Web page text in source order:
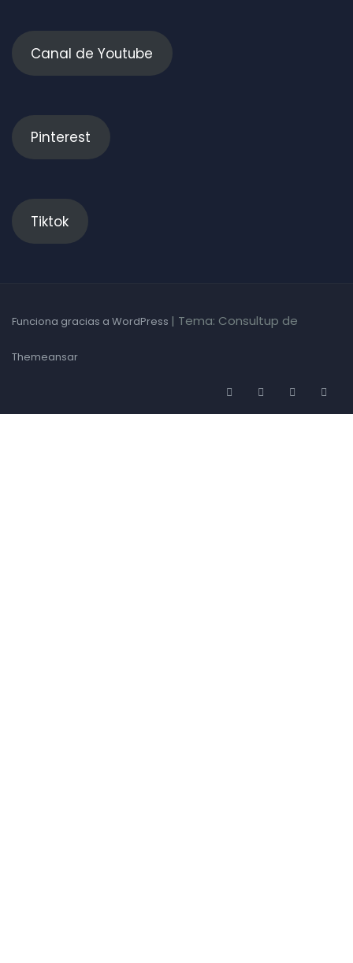
Canal de Youtube
Pinterest
Tiktok
Funciona gracias a WordPress | Tema: Consultup de
Themeansar